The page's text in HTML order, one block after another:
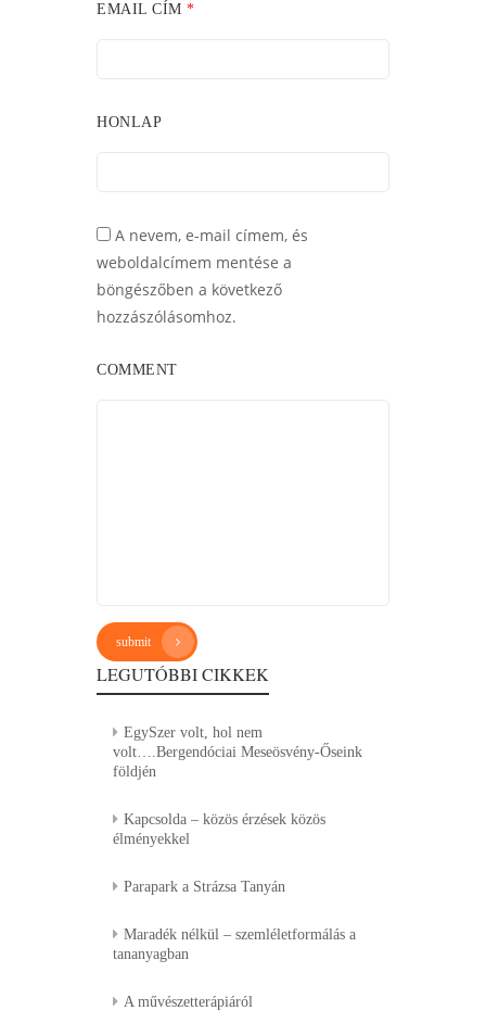
EMAIL CÍM *
HONLAP
A nevem, e-mail címem, és
weboldalcímem mentése a
böngészőben a következő
hozzászólásomhoz.
COMMENT
submit
LEGUTÓBBI CIKKEK
EgySzer volt, hol nem
volt….Bergendóciai Meseösvény-Őseink
földjén
Kapcsolda – közös érzések közös
élményekkel
Parapark a Strázsa Tanyán
Maradék nélkül – szemléletformálás a
tananyagban
A művészetterápiáról